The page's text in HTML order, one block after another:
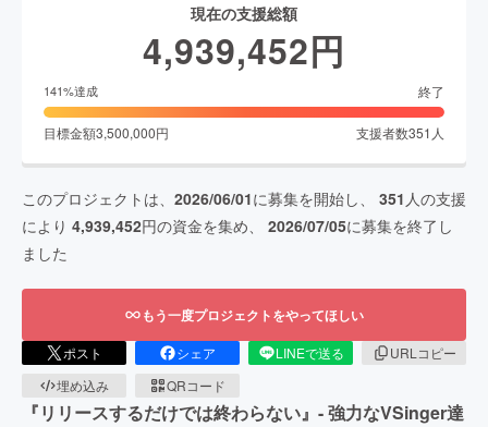
現在の支援総額
4,939,452円
141%達成 終了
目標金額3,500,000円 支援者数351 人
このプロジェクトは、 2026/06/01に募集を開始し、 351 人の支援
により 4,939,452円の資金を集め、 2026/07/05に募集を終了し
ました
もう一度プロジェクトをやってほしい
ポスト シェア LINEで送る
URLコピー
埋め込み
QRコード
『リリースするだけでは終わらない』- 強力なVSinger達